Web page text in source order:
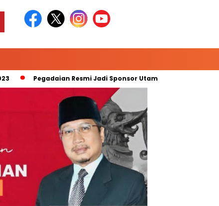
Pegadaian Resmi Jadi Sponsor Utama “Pegadaian Liga 2